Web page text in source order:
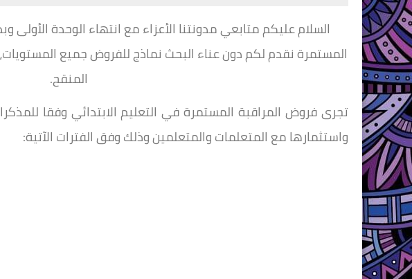
السلام عليكم متابعي مدونتنا الأعزاء مع انتهاء الوحدة الأولى
المستمرة نقدم لكم دون عناء البحث نماذج للفروض جميع
المنقح.
تجرى فروض المراقبة المستمرة في التعليم الابتدائي وفقا
واستثمارها مع المتعلمات والمتعلمين وذلك وفق الفترات الآتية: